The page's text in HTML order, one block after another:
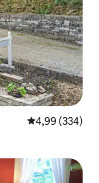
Classificação
4,99 (334)